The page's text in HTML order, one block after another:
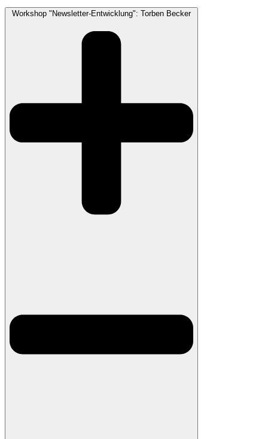
Workshop "Newsletter-Entwicklung": Torben Becker